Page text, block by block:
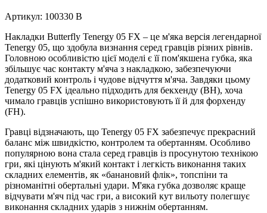
Артикул: 100330 B
Накладки Butterfly Tenergy 05 FX – це м'яка версія легендарної
Tenergy 05, що здобула визнання серед гравців різних рівнів.
Головною особливістю цієї моделі є її пом'якшена губка, яка
збільшує час контакту м'яча з накладкою, забезпечуючи
додатковий контроль і чудове відчуття м'яча. Завдяки цьому
Tenergy 05 FX ідеально підходить для бекхенду (BH), хоча
чимало гравців успішно використовують її й для форхенду
(FH).
Гравці відзначають, що Tenergy 05 FX забезпечує прекрасний
баланс між швидкістю, контролем та обертанням. Особливо
популярною вона стала серед гравців із просунутою технікою
гри, які цінують м'який контакт і легкість виконання таких
складних елементів, як «банановий флік», топспіни та
різноманітні обертальні удари. М'яка губка дозволяє краще
відчувати м'яч під час гри, а високий кут вильоту полегшує
виконання складних ударів з нижнім обертанням.